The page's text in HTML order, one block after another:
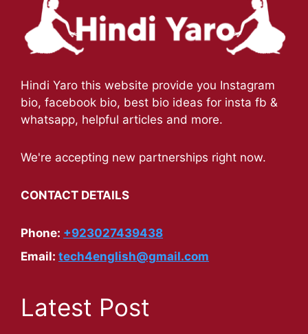
Hindi Yaro this website provide you Instagram
bio, facebook bio, best bio ideas for insta fb &
whatsapp, helpful articles and more.
We're accepting new partnerships right now.
CONTACT DETAILS
Phone: +923027439438
Email: tech4english@gmail.com
Latest Post